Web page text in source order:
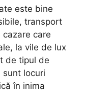
este bine
transport
care
la vile de lux
de tipul de
locuri
în inima